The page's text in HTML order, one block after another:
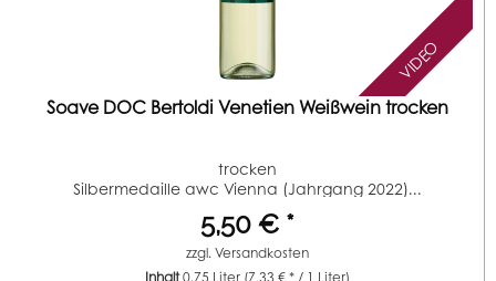
VIDEO
Soave DOC Bertoldi Venetien Weißwein trocken
trocken
Silbermedaille awc Vienna (Jahrgang 2022)...
5,50 € *
zzgl.Versandkosten